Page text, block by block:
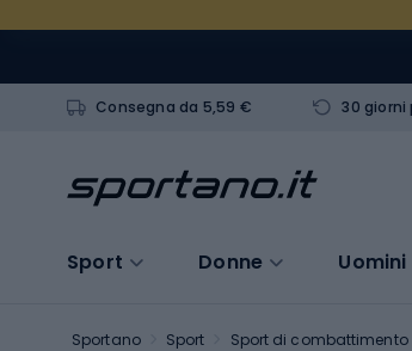
Consegna da 5,59 € 30 giorni
Sport Donne Uomini
Sportano Sport Sport di combattimento